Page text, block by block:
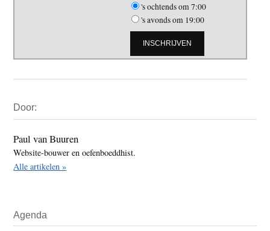
's ochtends om 7:00
's avonds om 19:00
Sidebar
Door:
Paul van Buuren
Website-bouwer en oefenboeddhist.
Alle artikelen »
Agenda